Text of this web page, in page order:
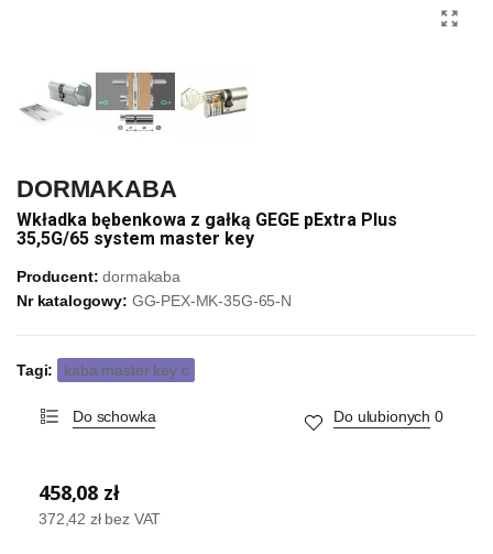
DORMAKABA
Wkładka bębenkowa z gałką GEGE pExtra Plus
35,5G/65 system master key
Producent: dormakaba
Nr katalogowy: GG-PEX-MK-35G-65-N
Tagi: kaba master key c
Do schowka Do ulubionych 0
458,08 zł
372,42 zł bez VAT